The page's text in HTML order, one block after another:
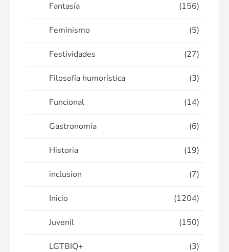
Fantasía (156)
Feminismo (5)
Festividades (27)
Filosofía humorística (3)
Funcional (14)
Gastronomía (6)
Historia (19)
inclusion (7)
Inicio (1204)
Juvenil (150)
LGTBIQ+ (3)